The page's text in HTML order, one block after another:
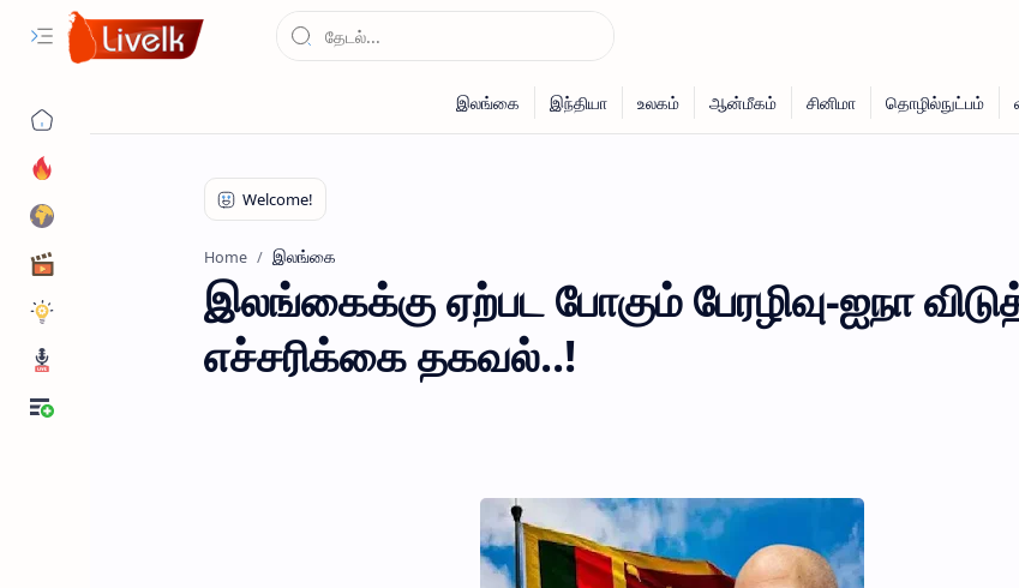
Home இலங்கை
இலங்கைக்கு ஏற்பட போகும் பேரழிவு-ஐநா
எச்சரிக்கை தகவல்..!